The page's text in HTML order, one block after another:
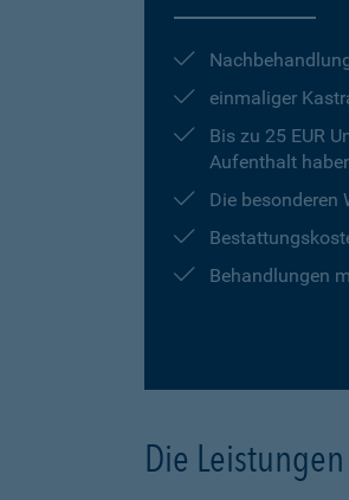
einmaliger
Bis zu 25 EUR
Aufenthalt
Die besonderen
Behandlungen
Die